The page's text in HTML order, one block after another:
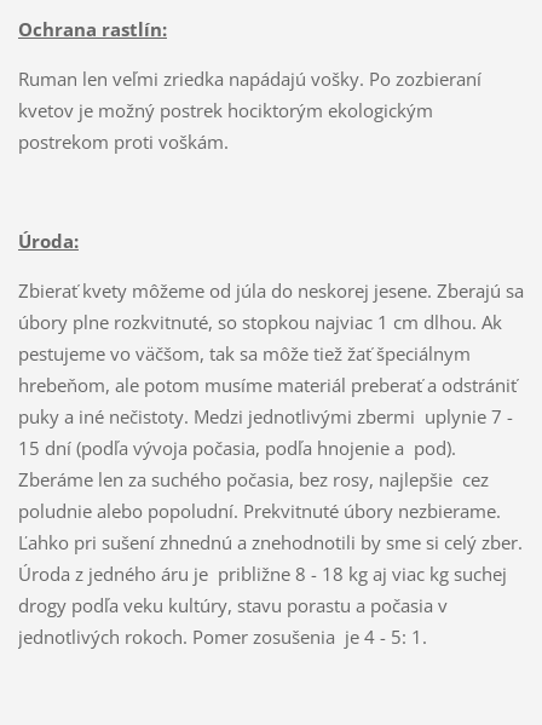
Ochrana rastlín:
Ruman len veľmi zriedka napádajú vošky. Po zozbieraní
kvetov je možný postrek hociktorým ekologickým
postrekom proti voškám.
Úroda:
Zbierať kvety môžeme od júla do neskorej jesene. Zberajú sa
úbory plne rozkvitnuté, so stopkou najviac 1 cm dlhou. Ak
pestujeme vo väčšom, tak sa môže tiež žať špeciálnym
hrebeňom, ale potom musíme materiál preberať a odstrániť
puky a iné nečistoty. Medzi jednotlivými zbermi uplynie 7 -
15 dní (podľa vývoja počasia, podľa hnojenie a pod).
Zberáme len za suchého počasia, bez rosy, najlepšie cez
poludnie alebo popoludní. Prekvitnuté úbory nezbierame.
Ľahko pri sušení zhnednú a znehodnotili by sme si celý zber.
Úroda z jedného áru je približne 8 - 18 kg aj viac kg suchej
drogy podľa veku kultúry, stavu porastu a počasia v
jednotlivých rokoch. Pomer zosušenia je 4 - 5: 1.